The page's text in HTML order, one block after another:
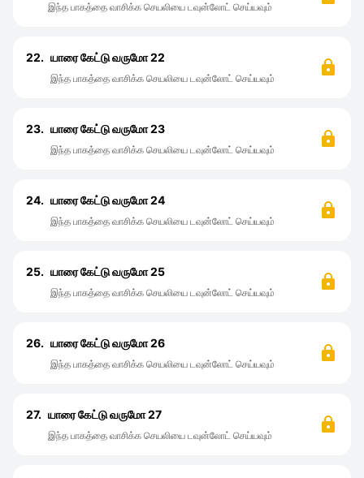
இந்த பாகத்தை வாசிக்க செயலியை டவுன்லோட் செய்யவும்
22. யாரை கேட்டு வருமோ 22
இந்த பாகத்தை வாசிக்க செயலியை டவுன்லோட் செய்யவும்
23. யாரை கேட்டு வருமோ 23
இந்த பாகத்தை வாசிக்க செயலியை டவுன்லோட் செய்யவும்
24. யாரை கேட்டு வருமோ 24
இந்த பாகத்தை வாசிக்க செயலியை டவுன்லோட் செய்யவும்
25. யாரை கேட்டு வருமோ 25
இந்த பாகத்தை வாசிக்க செயலியை டவுன்லோட் செய்யவும்
26. யாரை கேட்டு வருமோ 26
இந்த பாகத்தை வாசிக்க செயலியை டவுன்லோட் செய்யவும்
27. யாரை கேட்டு வருமோ 27
இந்த பாகத்தை வாசிக்க செயலியை டவுன்லோட் செய்யவும்